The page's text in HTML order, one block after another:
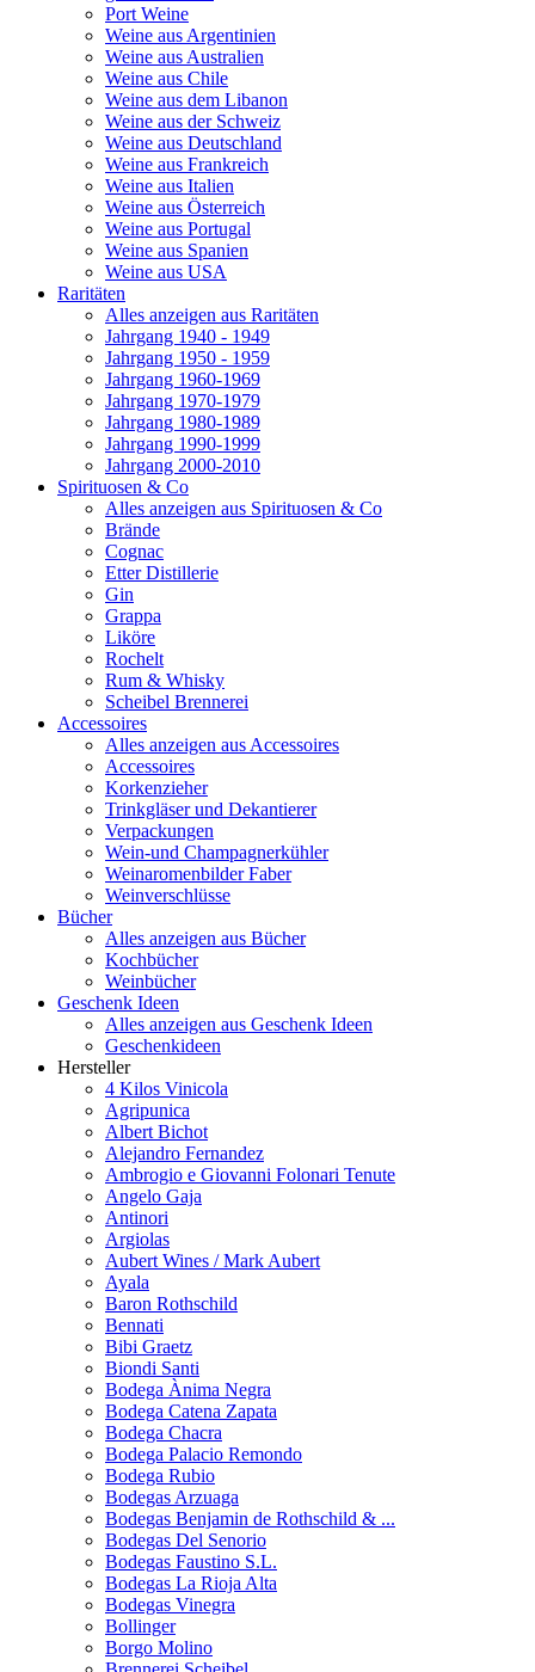
Port Weine
Weine aus Argentinien
Weine aus Australien
Weine aus Chile
Weine aus dem Libanon
Weine aus der Schweiz
Weine aus Deutschland
Weine aus Frankreich
Weine aus Italien
Weine aus Österreich
Weine aus Portugal
Weine aus Spanien
Weine aus USA
Raritäten
Alles anzeigen aus Raritäten
Jahrgang 1940 - 1949
Jahrgang 1950 - 1959
Jahrgang 1960-1969
Jahrgang 1970-1979
Jahrgang 1980-1989
Jahrgang 1990-1999
Jahrgang 2000-2010
Spirituosen & Co
Alles anzeigen aus Spirituosen & Co
Brände
Cognac
Etter Distillerie
Gin
Grappa
Liköre
Rochelt
Rum & Whisky
Scheibel Brennerei
Accessoires
Alles anzeigen aus Accessoires
Accessoires
Korkenzieher
Trinkgläser und Dekantierer
Verpackungen
Wein-und Champagnerkühler
Weinaromenbilder Faber
Weinverschlüsse
Bücher
Alles anzeigen aus Bücher
Kochbücher
Weinbücher
Geschenk Ideen
Alles anzeigen aus Geschenk Ideen
Geschenkideen
Hersteller
4 Kilos Vinicola
Agripunica
Albert Bichot
Alejandro Fernandez
Ambrogio e Giovanni Folonari Tenute
Angelo Gaja
Antinori
Argiolas
Aubert Wines / Mark Aubert
Ayala
Baron Rothschild
Bennati
Bibi Graetz
Biondi Santi
Bodega Ànima Negra
Bodega Catena Zapata
Bodega Chacra
Bodega Palacio Remondo
Bodega Rubio
Bodegas Arzuaga
Bodegas Benjamin de Rothschild & ...
Bodegas Del Senorio
Bodegas Faustino S.L.
Bodegas La Rioja Alta
Bodegas Vinegra
Bollinger
Borgo Molino